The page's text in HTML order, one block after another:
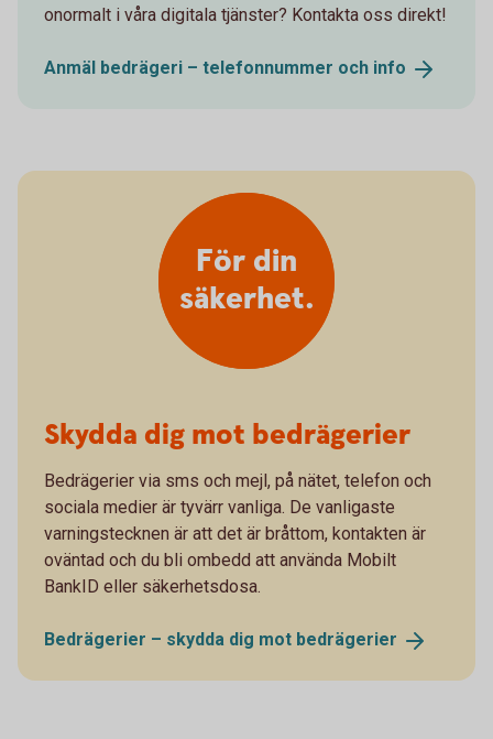
onormalt i våra digitala tjänster? Kontakta oss direkt!
Anmäl bedrägeri – telefonnummer och info
Skydda dig mot bedrägerier
Bedrägerier via sms och mejl, på nätet, telefon och
sociala medier är tyvärr vanliga. De vanligaste
varningstecknen är att det är bråttom, kontakten är
oväntad och du bli ombedd att använda Mobilt
BankID eller säkerhetsdosa.
Bedrägerier – skydda dig mot bedrägerier
För din
säkerhet.